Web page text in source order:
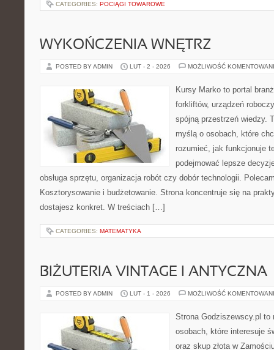
CATEGORIES: POCIĄGI TOWAROWE
WYKOŃCZENIA WNĘTRZ
POSTED BY ADMIN LUT - 2 - 2026 MOŻLIWOŚĆ
Kursy Marko to portal
forkliftów, urządzeń
spójną przestrzeń wiedzy.
myślą o osobach, które
rozumieć, jak funkcjonuje
podejmować lepsze
obsługa sprzętu, organizacja robót czy dobór technologii.
Kosztorysowanie i budżetowanie. Strona koncentruje się na
dostajesz konkret. W treściach […]
CATEGORIES: MATEMATYKA
BIŻUTERIA VINTAGE I ANTYCZNA
POSTED BY ADMIN LUT - 1 - 2026 MOŻLIWOŚĆ
Strona Godziszewscy.pl
osobach, które interesuje
oraz skup złota w